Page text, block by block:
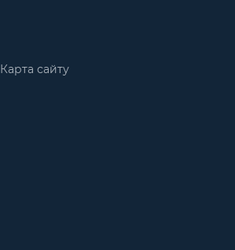
Карта сайту